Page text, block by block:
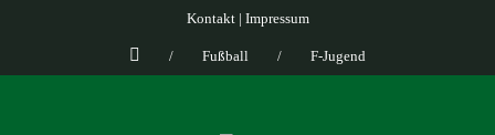
Kontakt| Impressum
/ Fußball / F-Jugend